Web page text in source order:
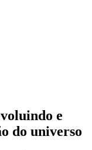
e
do universo